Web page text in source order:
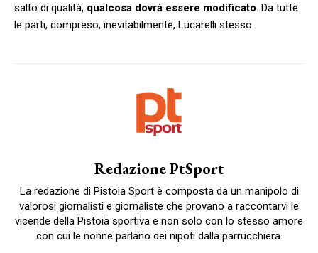
salto di qualità, qualcosa dovrà essere modificato. Da tutte
le parti, compreso, inevitabilmente, Lucarelli stesso.
Redazione PtSport
La redazione di Pistoia Sport è composta da un manipolo di
valorosi giornalisti e giornaliste che provano a raccontarvi le
vicende della Pistoia sportiva e non solo con lo stesso amore
con cui le nonne parlano dei nipoti dalla parrucchiera.